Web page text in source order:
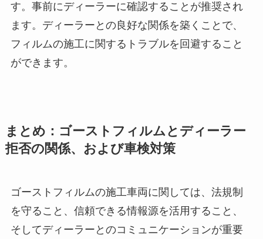
す。事前にディーラーに確認することが推奨され
ます。ディーラーとの良好な関係を築くことで、
フィルムの施工に関するトラブルを回避すること
ができます。
まとめ：ゴーストフィルムとディーラー
拒否の関係、および車検対策
ゴーストフィルムの施工車両に関しては、法規制
を守ること、信頼できる情報源を活用すること、
そしてディーラーとのコミュニケーションが重要